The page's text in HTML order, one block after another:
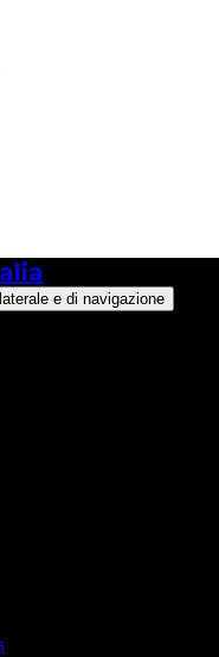
e di navigazione